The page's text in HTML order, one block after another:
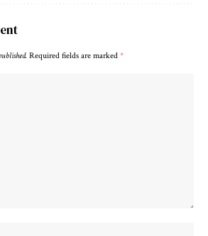
Required fields are marked *